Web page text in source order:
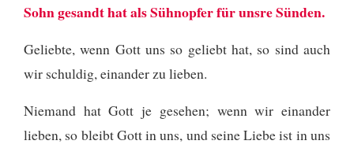
Sohn gesandt hat als Sühnopfer für unsre Sünden.
Geliebte, wenn Gott uns so geliebt hat, so sind auch
wir schuldig, einander zu lieben.
Niemand hat Gott je gesehen; wenn wir einander
lieben, so bleibt Gott in uns, und seine Liebe ist in uns